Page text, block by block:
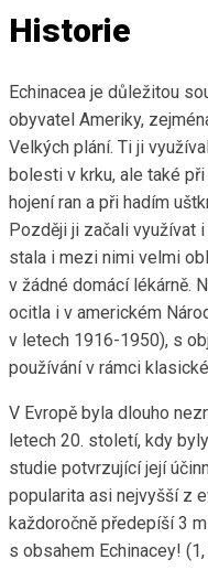
Historie
Echinacea je důležitou
obyvatel Ameriky,
Velkých plání. Ti ji
bolesti v krku, ale také
hojení ran a při hadím
Později ji začali využívat
stala i mezi nimi velmi
v žádné domácí lékárně.
ocitla i v americkém
v letech 1916-1950), s
používání v rámci
V Evropě byla dlouho
letech 20. století, kdy
studie potvrzující její
popularita asi nejvyšší z
každoročně předepíší 3
s obsahem Echinacey! (1,